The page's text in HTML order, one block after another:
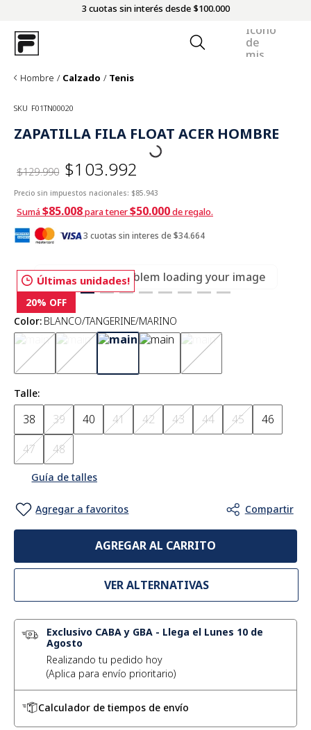
3 cuotas sin interés desde $100.000
Hombre Calzado Tenis
SKU F01TN00020
ZAPATILLA FILA FLOAT ACER HOMBRE
$129.990 $103.992
Precio sin impuestos nacionales: $85.943
Sumá$85.008para tener$50.000de regalo.
3 cuotas sin interes de $34.664
Últimas unidades!
20% OFF
There was a problem loading your image
Color: BLANCO/TANGERINE/MARINO
Talle
38 39 40 41 42 43 44 45
46
47
48
Guía de talles
AGREGAR AL CARRITO
VER ALTERNATIVAS
Exclusivo CABA y GBA - Llega el Lunes 10 de
Agosto
Realizando tu pedido hoy
Calculador de tiempos de envío